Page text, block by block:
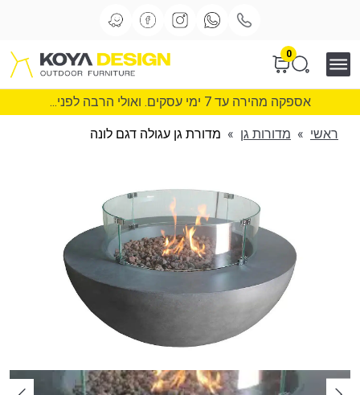
0
אספקה מהירה עד 7 ימי עסקים. ואולי הרבה לפני...
ראשי » מדורות גן » מדורת גן עגולה דגם לונה